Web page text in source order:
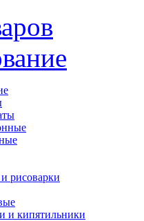
рисоварки
и кипятильники